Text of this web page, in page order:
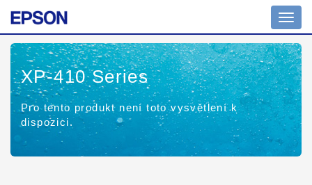
XP-410 Series
Pro tento produkt není toto vysvětlení k
dispozici.